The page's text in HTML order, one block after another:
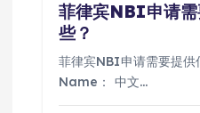
菲律宾NBI申请需
些？
菲律宾NBI申请需要提供
Name： 中文…